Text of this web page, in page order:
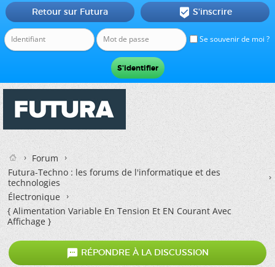
Se souvenir de moi ?
Retour sur Futura  S'inscrire
Forum
Futura-Techno : les forums de l'informatique et des
technologies
Électronique
{ Alimentation Variable En Tension Et EN Courant Avec
Affichage }
 RÉPONDRE À LA DISCUSSION